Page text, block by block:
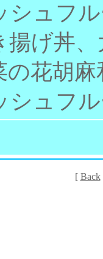
シュフ
揚げ丼
の花胡
シュフ
[ Back